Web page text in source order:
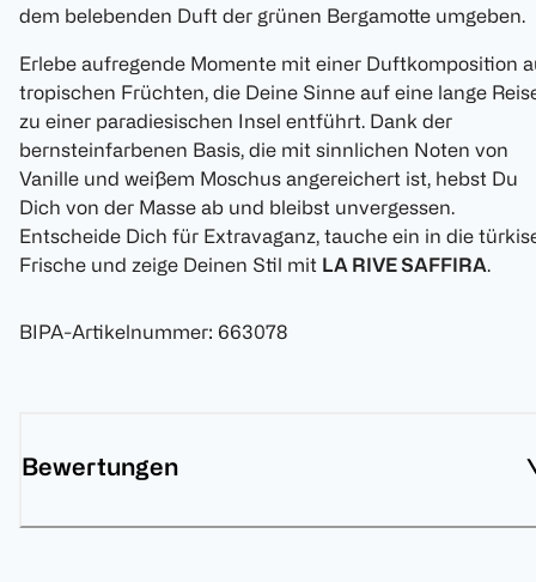
dem belebenden Duft der grünen Bergamotte umgeben.
Erlebe aufregende Momente mit einer Duftkomposition
tropischen Früchten, die Deine Sinne auf eine lange
zu einer paradiesischen Insel entführt. Dank der
bernsteinfarbenen Basis, die mit sinnlichen Noten von
Vanille und weißem Moschus angereichert ist, hebst Du
Dich von der Masse ab und bleibst unvergessen.
Entscheide Dich für Extravaganz, tauche ein in die
Frische und zeige Deinen Stil mit LA RIVE SAFFIRA.
BIPA-Artikelnummer: 663078
Bewertungen